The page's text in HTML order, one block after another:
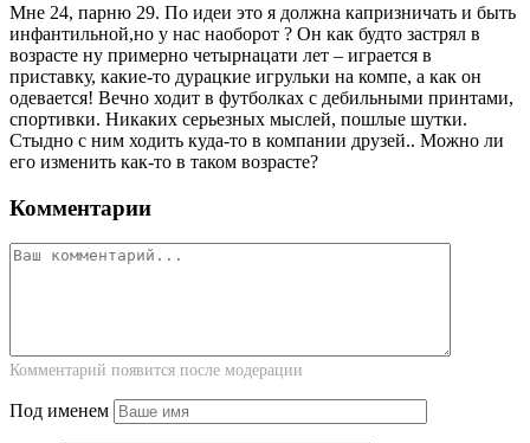
Мне 24, парню 29. По идеи это я должна капризничать и быть
инфантильной,но у нас наоборот ? Он как будто застрял в
возрасте ну примерно четырнацати лет – играется в
приставку, какие-то дурацкие игрульки на компе, а как он
одевается! Вечно ходит в футболках с дебильными принтами,
спортивки. Никаких серьезных мыслей, пошлые шутки.
Стыдно с ним ходить куда-то в компании друзей.. Можно ли
его изменить как-то в таком возрасте?
Комментарии
Комментарий появится после модерации
Под именем